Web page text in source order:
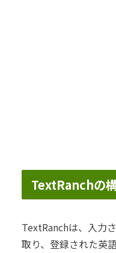
TextRanchの
TextRanchは、入力
取り、登録された英